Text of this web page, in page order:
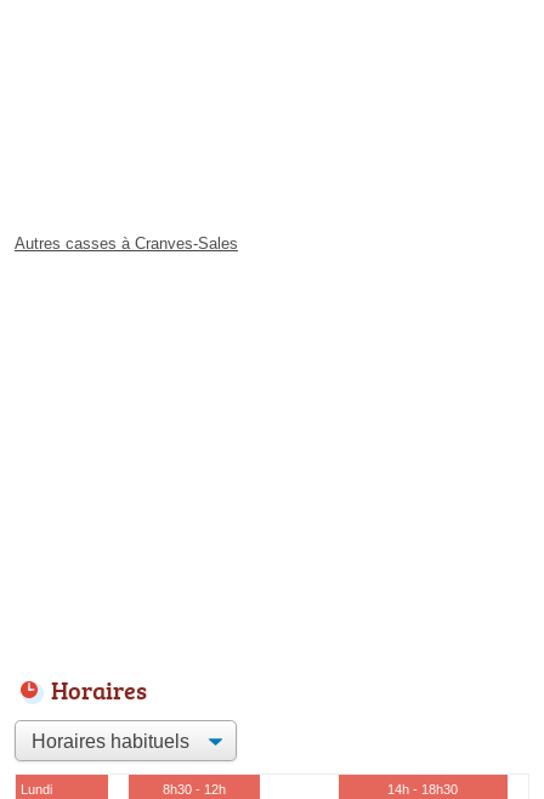
Autres casses à Cranves-Sales
Horaires
Lundi 8h30 - 12h
14h - 18h30